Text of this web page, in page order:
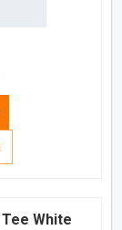
White